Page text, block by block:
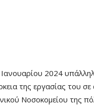
Ιανουαρίου 2024
της εργασίας του
Νοσοκομείου της